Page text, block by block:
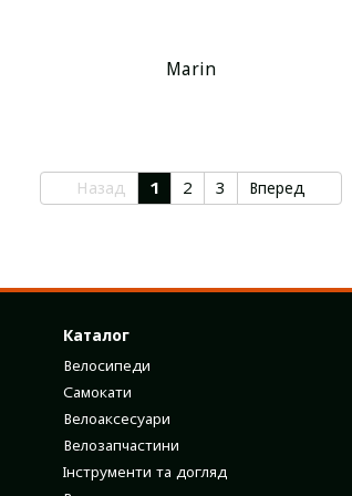
Marin
Назад 1 2 3 Вперед
Каталог
Велосипеди
Самокати
Велоаксесуари
Велозапчастини
Інструменти та догляд